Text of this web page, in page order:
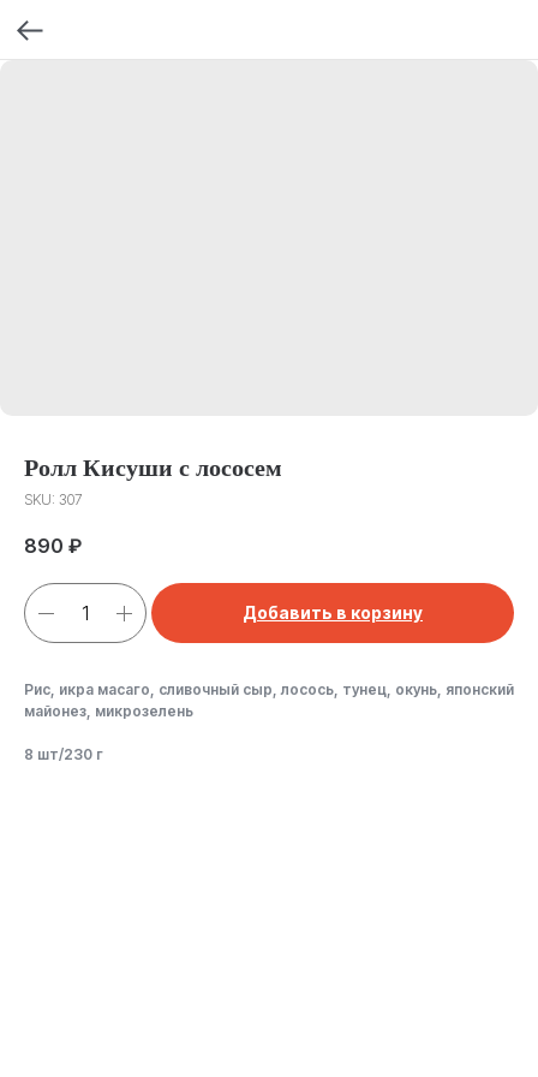
Ролл Кисуши с лососем
SKU: 307
890 ₽
Добавить в корзину
Рис, икра масаго, сливочный сыр, лосось, тунец, окунь, японский
майонез, микрозелень
8 шт/230 г